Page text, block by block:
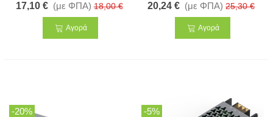
17,10 € (με ΦΠΑ) 18,00 €
Αγορά
20,24 € (με ΦΠΑ) 25,30 €
Αγορά
-20% -5%